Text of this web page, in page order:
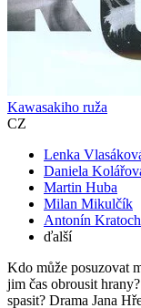
Kawasakiho ruža
CZ
Lenka
Daniela
Martin Huba
Milan Mikulčík
Antonín
ďalší
Kdo může posuzovat
jim čas obrousit
spasit? Drama Jana